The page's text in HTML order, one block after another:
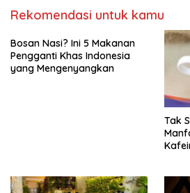
Rekomendasi untuk kamu
Bosan Nasi? Ini 5 Makanan
Pengganti Khas Indonesia
yang Mengenyangkan
Tak